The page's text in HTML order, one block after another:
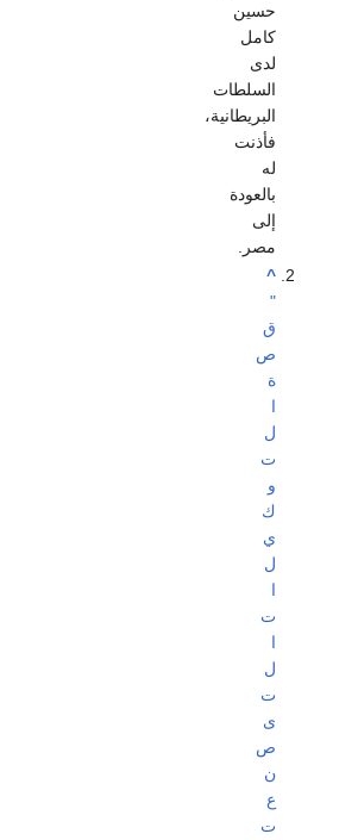
حسين
كامل
لدى
السلطات
البريطانية،
فأذنت
له
بالعودة
إلى
مصر.
^
"
ق
ص
ة
ا
ل
ت
و
ك
ي
ل
ا
ت
ا
ل
ت
ى
ص
ن
ع
ت